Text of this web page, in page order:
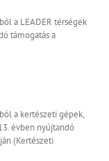
a LEADER térségek
támogatás a
a kertészeti gépek,
évben nyújtandó
(Kertészeti